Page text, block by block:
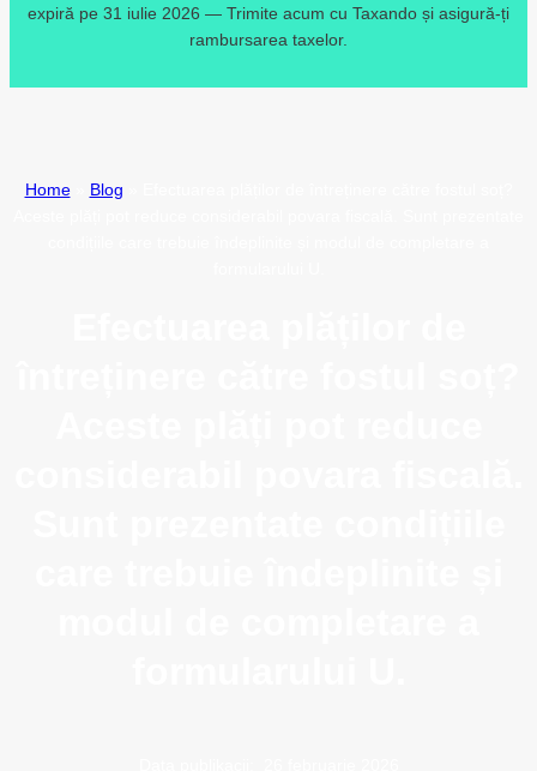
expiră pe 31 iulie 2026 — Trimite acum cu Taxando și asigură-ți
rambursarea taxelor.
Home» Blog